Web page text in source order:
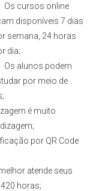
Os cursos online
disponíveis 7 dias
semana, 24 horas
dia;
Os alunos podem
por meio de
é muito
por QR Code
atende seus
horas;